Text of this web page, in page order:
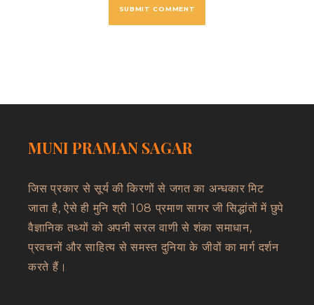
MUNI PRAMAN SAGAR
जिस प्रकार से सूर्य की किरणों से जगत का अन्धकार मिट
जाता है, ऐसे ही मुनि श्री 108 प्रमाण सागर जी सिद्धांतों में छुपे
वैज्ञानिक तथ्यों को अपनी सरल वाणी से शंका समाधान,
प्रवचनों और साहित्य से समस्त दुनिया के जीवों का मार्ग दर्शन
करते हैं।